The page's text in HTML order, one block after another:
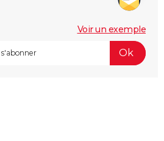
Voir un exemple